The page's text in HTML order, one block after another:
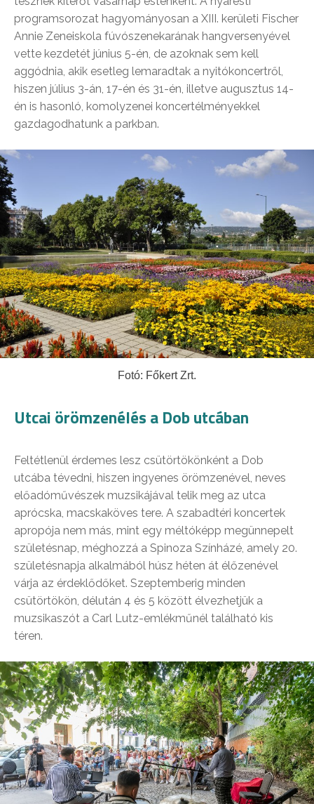
programsorozat hagyományosan a XIII. kerületi Fischer
Annie Zeneiskola fúvószenekarának hangversenyével
vette kezdetét június 5-én, de azoknak sem kell
aggódnia, akik esetleg lemaradtak a nyitókoncertről,
hiszen július 3-án, 17-én és 31-én, illetve augusztus 14-
én is hasonló, komolyzenei koncertélményekkel
gazdagodhatunk a parkban.
Fotó: Főkert Zrt.
Utcai örömzenélés a Dob utcában
Feltétlenül érdemes lesz csütörtökönként a Dob
utcába tévedni, hiszen ingyenes örömzenével, neves
előadóművészek muzsikájával telik meg az utca
aprócska, macskaköves tere. A szabadtéri koncertek
apropója nem más, mint egy méltóképp megünnepelt
születésnap, méghozzá a Spinoza Színházé, amely 20.
születésnapja alkalmából húsz héten át élőzenével
várja az érdeklődőket. Szeptemberig minden
csütörtökön, délután 4 és 5 között élvezhetjük a
muzsikaszót a Carl Lutz-emlékműnél található kis
téren.